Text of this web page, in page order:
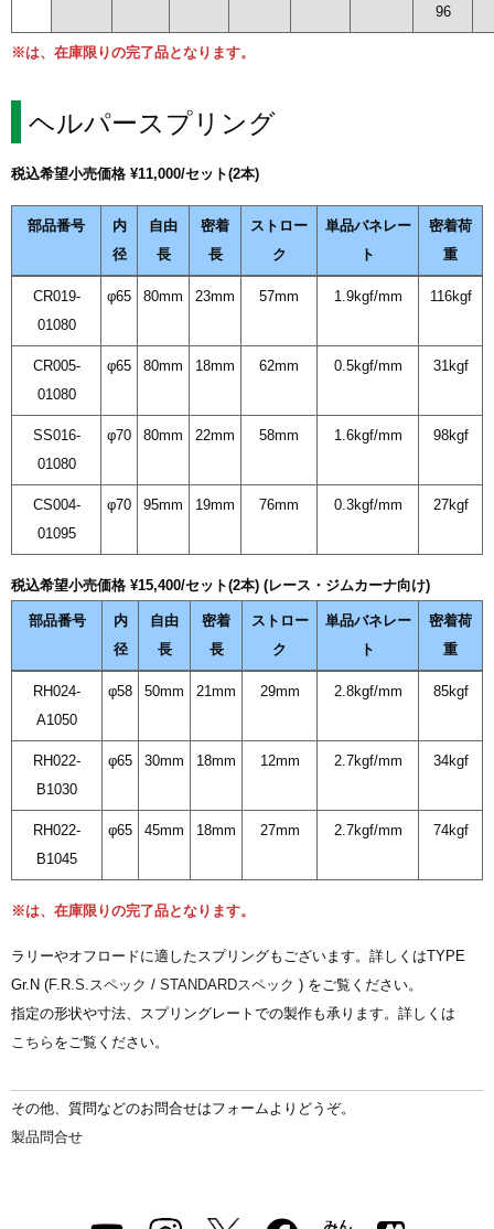
96
※は、在庫限りの完了品となります。
ヘルパースプリング
税込希望小売価格 ¥11,000/セット(2本)
部品番号
内
径
自由
長
密着
長
ストロー
ク
単品バネレー
ト
密着荷
重
CR019-
01080
φ65 80mm 23mm 57mm 1.9kgf/mm 116kgf
CR005-
01080
φ65 80mm 18mm 62mm 0.5kgf/mm 31kgf
SS016-
01080
φ70 80mm 22mm 58mm 1.6kgf/mm 98kgf
CS004-
01095
φ70 95mm 19mm 76mm 0.3kgf/mm 27kgf
税込希望小売価格 ¥15,400/セット(2本) (レース・ジムカーナ向け)
部品番号
内
径
自由
長
密着
長
ストロー
ク
単品バネレー
ト
密着荷
重
RH024-
A1050
φ58 50mm 21mm 29mm 2.8kgf/mm 85kgf
RH022-
B1030
φ65 30mm 18mm 12mm 2.7kgf/mm 34kgf
RH022-
B1045
φ65 45mm 18mm 27mm 2.7kgf/mm 74kgf
※は、在庫限りの完了品となります。
ラリーやオフロードに適したスプリングもございます。詳しくはTYPE
Gr.N (F.R.S.スペック / STANDARDスペック ) をご覧ください。
指定の形状や寸法、スプリングレートでの製作も承ります。詳しくは
こちら をご覧ください。
その他、質問などのお問合せはフォームよりどうぞ。
製品問合せ